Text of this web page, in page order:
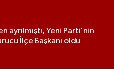
ayrılmıştı, Yeni Parti'nin
İlçe Başkanı oldu